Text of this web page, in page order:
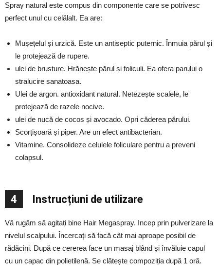
Spray natural este compus din componente care se potrivesc
perfect unul cu celălalt. Ea are:
Mușețelul și urzică. Este un antiseptic puternic. Înmuia părul și
le protejează de rupere.
ulei de brusture. Hrănește părul și foliculi. Ea ofera parului o
stralucire sanatoasa.
Ulei de argon. antioxidant natural. Netezește scalele, le
protejează de razele nocive.
ulei de nucă de cocos și avocado. Opri căderea părului.
Scorțișoară și piper. Are un efect antibacterian.
Vitamine. Consolideze celulele foliculare pentru a preveni
colapsul.
4 Instrucțiuni de utilizare
Vă rugăm să agitați bine Hair Megaspray. Incep prin pulverizare la
nivelul scalpului. Încercați să facă cât mai aproape posibil de
rădăcini. După ce cererea face un masaj blând și învăluie capul
cu un capac din polietilenă. Se clătește compoziția după 1 oră.